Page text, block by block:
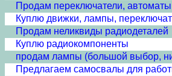
Продам переключатели,
Куплю движки, лампы,
Продам неликвиды радиодеталей
Куплю радиокомпоненты
продам лампы (большой выбор,
Предлагаем самосвалы для